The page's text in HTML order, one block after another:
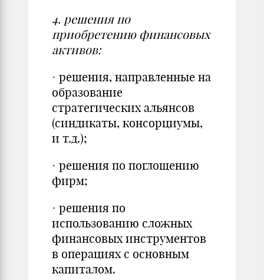
4. решения по
приобретению финансовых
активов:
· решения, направленные на
образование
стратегических альянсов
(синдикаты, консорциумы,
и т.д.);
· решения по поглощению
фирм;
· решения по
использованию сложных
финансовых инструментов
в операциях с основным
капиталом.